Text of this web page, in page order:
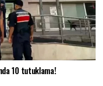
10 tutuklama!